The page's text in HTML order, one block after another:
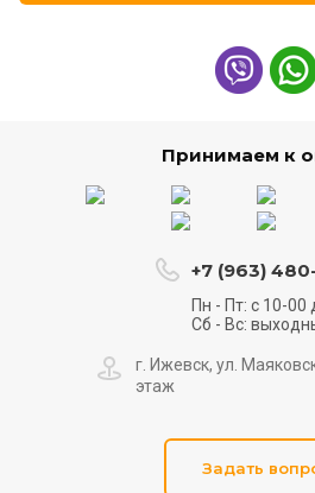
Принимаем к
+7 (963)
Пн - Пт: с 10-00
Сб - Вс:
г. Ижевск, ул.
этаж
Задать